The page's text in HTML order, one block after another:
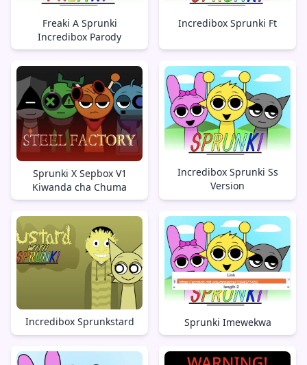
Freaki A Sprunki
Incredibox Parody
Incredibox Sprunki Ft
Sprunki X Sepbox V1
Kiwanda cha Chuma
Incredibox Sprunki Ss
Version
Incredibox Sprunkstard Sprunki Imewekwa